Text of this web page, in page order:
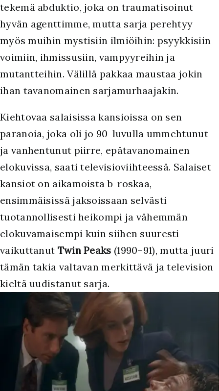
tekemä abduktio, joka on traumatisoinut
hyvän agenttimme, mutta sarja perehtyy
myös muihin mystisiin ilmiöihin: psyykkisiin
voimiin, ihmissusiin, vampyyreihin ja
mutantteihin. Välillä pakkaa maustaa jokin
ihan tavanomainen sarjamurhaajakin.
Kiehtovaa salaisissa kansioissa on sen
paranoia, joka oli jo 90-luvulla ummehtunut
ja vanhentunut piirre, epätavanomainen
elokuvissa, saati televisioviihteessä. Salaiset
kansiot on aikamoista b-roskaa,
ensimmäisissä jaksoissaan selvästi
tuotannollisesti heikompi ja vähemmän
elokuvamaisempi kuin siihen suuresti
vaikuttanut Twin Peaks (1990–91), mutta juuri
tämän takia valtavan merkittävä ja television
kieltä uudistanut sarja.